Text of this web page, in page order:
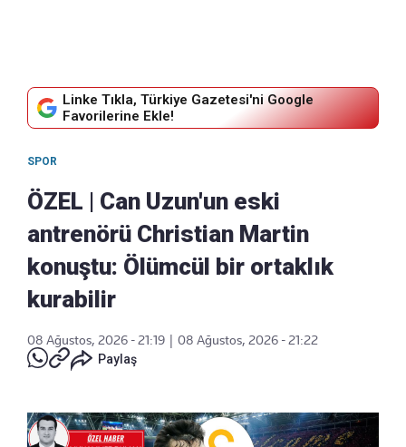
Linke Tıkla, Türkiye Gazetesi'ni Google
Favorilerine Ekle!
SPOR
ÖZEL | Can Uzun'un eski
antrenörü Christian Martin
konuştu: Ölümcül bir ortaklık
kurabilir
08 Ağustos, 2026 - 21:19
08 Ağustos, 2026 - 21:22
Paylaş